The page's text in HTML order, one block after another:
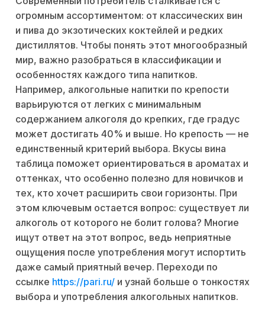
огромным ассортиментом: от классических вин
и пива до экзотических коктейлей и редких
дистиллятов. Чтобы понять этот многообразный
мир, важно разобраться в классификации и
особенностях каждого типа напитков.
Например, алкогольные напитки по крепости
варьируются от легких с минимальным
содержанием алкоголя до крепких, где градус
может достигать 40% и выше. Но крепость — не
единственный критерий выбора. Вкусы вина
таблица поможет ориентироваться в ароматах и
оттенках, что особенно полезно для новичков и
тех, кто хочет расширить свои горизонты. При
этом ключевым остается вопрос: существует ли
алкоголь от которого не болит голова? Многие
ищут ответ на этот вопрос, ведь неприятные
ощущения после употребления могут испортить
даже самый приятный вечер. Переходи по
ссылке https://pari.ru/ и узнай больше о тонкостях
выбора и употребления алкогольных напитков.